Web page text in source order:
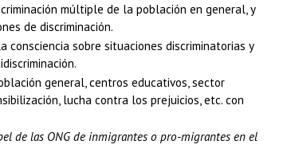
múltiple de la población en general, y
de discriminación.
consciencia sobre situaciones discriminatorias y
general, centros educativos, sector
lucha contra los prejuicios, etc. con
de las ONG de inmigrantes o pro-migrantes en el